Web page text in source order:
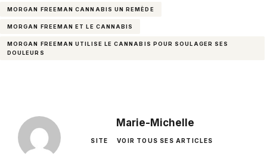
MORGAN FREEMAN CANNABIS UN REMÈDE
MORGAN FREEMAN ET LE CANNABIS
MORGAN FREEMAN UTILISE LE CANNABIS POUR SOULAGER SES
DOULEURS
Marie-Michelle
SITE VOIR TOUS SES ARTICLES